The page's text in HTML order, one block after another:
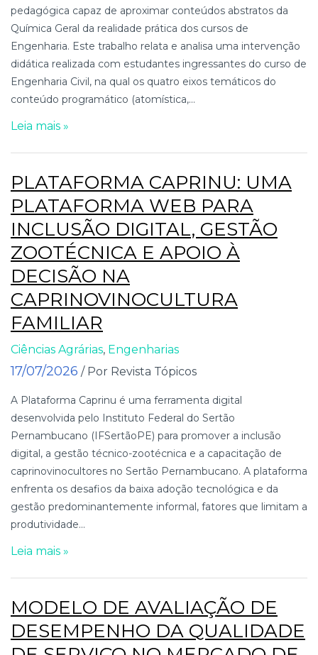
pedagógica capaz de aproximar conteúdos abstratos da
Química Geral da realidade prática dos cursos de
Engenharia. Este trabalho relata e analisa uma intervenção
didática realizada com estudantes ingressantes do curso de
Engenharia Civil, na qual os quatro eixos temáticos do
conteúdo programático (atomística,...
Leia mais »
PLATAFORMA CAPRINU: UMA
PLATAFORMA WEB PARA
INCLUSÃO DIGITAL, GESTÃO
ZOOTÉCNICA E APOIO À
DECISÃO NA
CAPRINOVINOCULTURA
FAMILIAR
Ciências Agrárias, Engenharias
17/07/2026 / Por Revista Tópicos
A Plataforma Caprinu é uma ferramenta digital
desenvolvida pelo Instituto Federal do Sertão
Pernambucano (IFSertãoPE) para promover a inclusão
digital, a gestão técnico-zootécnica e a capacitação de
caprinovinocultores no Sertão Pernambucano. A plataforma
enfrenta os desafios da baixa adoção tecnológica e da
gestão predominantemente informal, fatores que limitam a
produtividade...
Leia mais »
MODELO DE AVALIAÇÃO DE
DESEMPENHO DA QUALIDADE